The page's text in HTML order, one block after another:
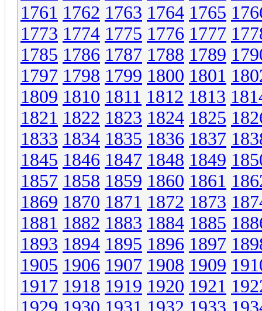
1761 1762 1763 1764 1765
1773 1774 1775 1776 1777
1785 1786 1787 1788 1789
1797 1798 1799 1800 1801
1809 1810 1811 1812 1813
1821 1822 1823 1824 1825
1833 1834 1835 1836 1837
1845 1846 1847 1848 1849
1857 1858 1859 1860 1861
1869 1870 1871 1872 1873
1881 1882 1883 1884 1885
1893 1894 1895 1896 1897
1905 1906 1907 1908 1909
1917 1918 1919 1920 1921